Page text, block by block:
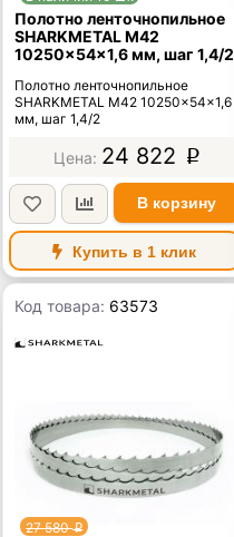
Полотно ленточнопильное
SHARKMETAL M42
10250×54×1,6 мм, шаг 1,4/2
Полотно ленточнопильное
SHARKMETAL M42 10250×54×1,6
мм, шаг 1,4/2
24 822 p
В корзину
Купить в 1 клик
Код товара: 63573
27 580p